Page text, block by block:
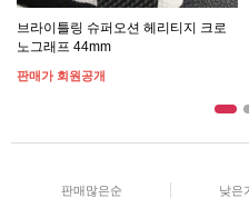
브라이틀링 슈퍼오션 헤리티지 크로
노그래프 44mm
판매가 회원공개
판매많은순 낮은